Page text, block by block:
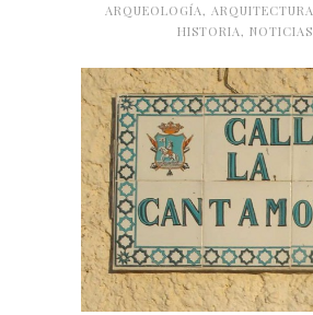
ARQUEOLOGÍA , ARQUITECTURA
HISTORIA , NOTICIAS